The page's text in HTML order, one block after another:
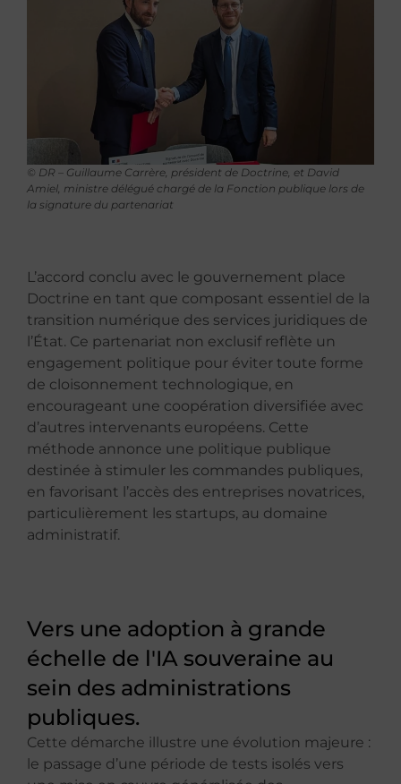
© DR – Guillaume Carrère, président de Doctrine, et David
Amiel, ministre délégué chargé de la Fonction publique lors de
la signature du partenariat
L’accord conclu avec le gouvernement place
Doctrine en tant que composant essentiel de la
transition numérique des services juridiques de
l’État. Ce partenariat non exclusif reflète un
engagement politique pour éviter toute forme
de cloisonnement technologique, en
encourageant une coopération diversifiée avec
d’autres intervenants européens. Cette
méthode annonce une politique publique
destinée à stimuler les commandes publiques,
en favorisant l’accès des entreprises novatrices,
particulièrement les startups, au domaine
administratif.
Vers une adoption à grande
échelle de l'IA souveraine au
sein des administrations
publiques.
Cette démarche illustre une évolution majeure :
le passage d’une période de tests isolés vers